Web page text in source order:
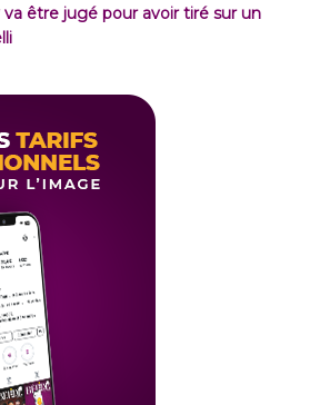
être jugé pour avoir tiré sur un